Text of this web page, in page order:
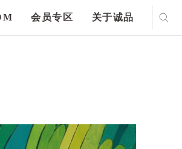
会员专区 关于诚品